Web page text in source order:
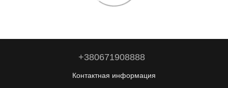
+380671908888
Контактная информация